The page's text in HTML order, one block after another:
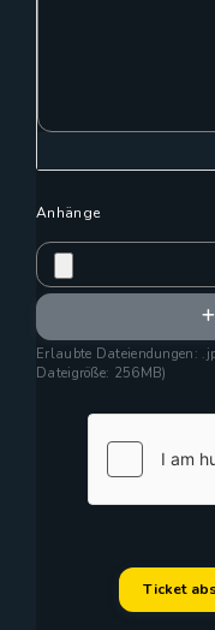
Anhänge
Erlaubte Dateiendungen:
Dateigröße: 256MB)